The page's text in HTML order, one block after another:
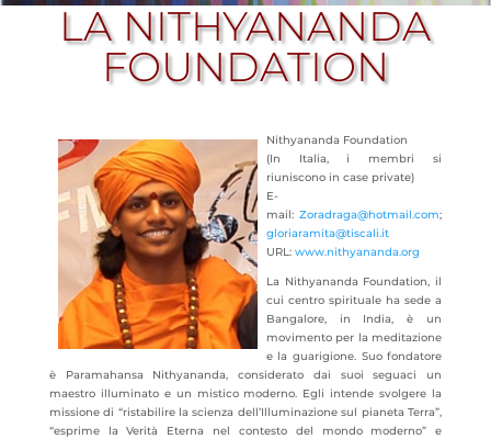
LA NITHYANANDA
FOUNDATION
Nithyananda Foundation
(In Italia, i membri si
riuniscono in case private)
E-
mail:Zoradraga@hotmail.com;
gloriaramita@tiscali.it
URL: www.nithyananda.org
La Nithyananda Foundation, il
cui centro spirituale ha sede a
Bangalore, in India, è un
movimento per la meditazione
e la guarigione. Suo fondatore
è Paramahansa Nithyananda, considerato dai suoi seguaci un
maestro illuminato e un mistico moderno. Egli intende svolgere la
missione di “ristabilire la scienza dell’Illuminazione sul pianeta Terra”,
“esprime la Verità Eterna nel contesto del mondo moderno” e